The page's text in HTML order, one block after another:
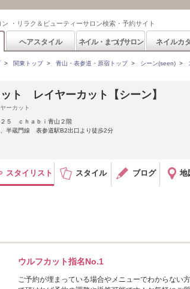
・リラク＆ビューティーサロン検索・予約サイト
ヘアスタイル ネイル・まつげサロン ネイルカ
> 関東トップ> 青山・表参道・原宿トップ> シーン(seen) >
ト レイヤーカット【シーン】
ーカット
５ ｃｈａｂｉ青山２階
半蔵門線 表参道駅B2出口より徒歩2分
スタイリスト スタイル ブログ 地
ウルフカット指名No.1
ご予約が埋まっている場合やメニューでわからない